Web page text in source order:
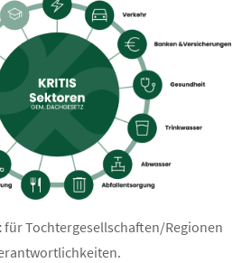
für Tochtergesellschaften/Regionen